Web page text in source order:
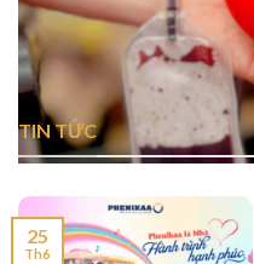
TIN TỨC
25
Th6